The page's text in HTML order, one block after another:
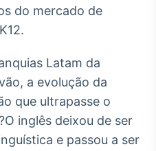
Gestão de
Em breve
do mercado de
Latam da
a evolução da
que ultrapasse o
inglês deixou de ser
e passou a ser